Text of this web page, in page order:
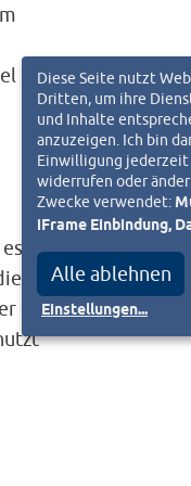
Diese Seite nutzt
Dritten, um ihre
und Inhalte
anzuzeigen. Ich bin
Einwilligung
widerrufen oder
Zwecke verwendet:
iFrame Einbindung,
Alle ablehnen
Einstellungen...